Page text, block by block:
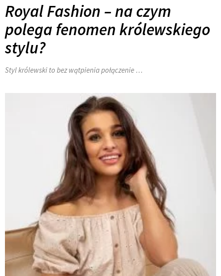
Royal Fashion – na czym
polega fenomen królewskiego
stylu?
Styl królewski to bez wątpienia połączenie …